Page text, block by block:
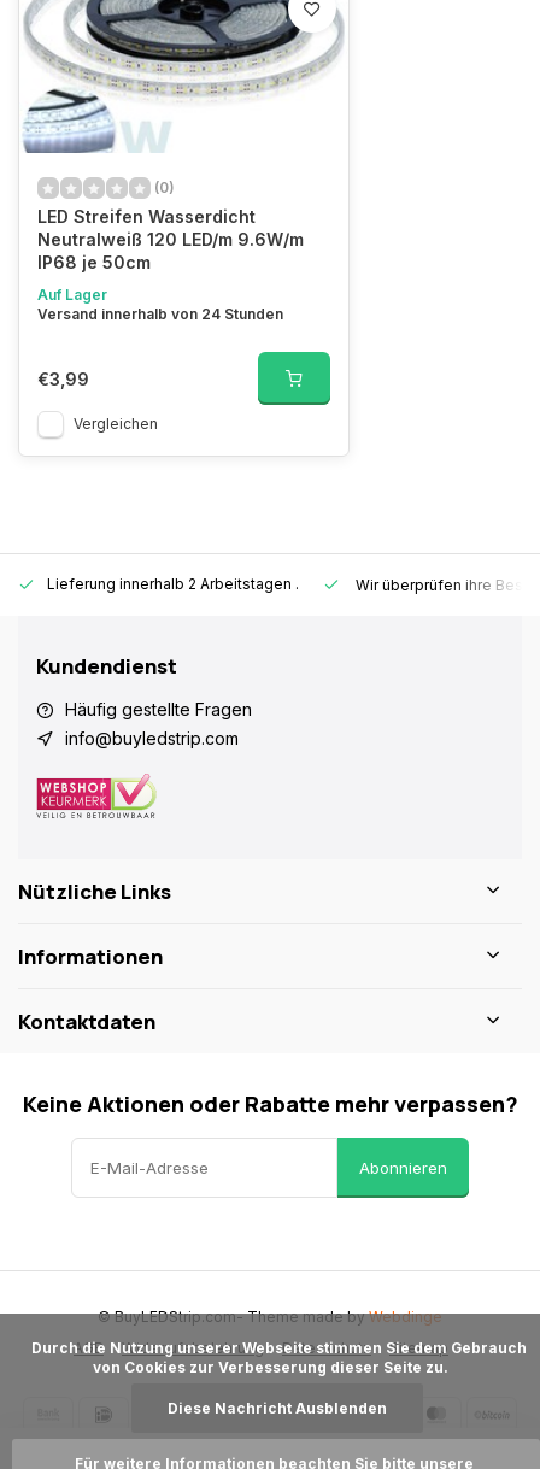
(0)
LED Streifen Wasserdicht
Neutralweiß 120 LED/m 9.6W/m
IP68 je 50cm
Auf Lager
Versand innerhalb von 24 Stunden
€3,99
Vergleichen
Lieferung innerhalb 2 Arbeitstagen . Wir überprüfen ihre
Kundendienst
Häufig gestellte Fragen
info@buyledstrip.com
Nützliche Links
Informationen
Kontaktdaten
Keine Aktionen oder Rabatte mehr verpassen?
Abonnieren
AGB Widerrufsbelehrung Datenschutz Sitemap
© BuyLEDStrip.com- Theme made byWebdinge
von Cookies zur Verbesserung dieser Seite zu.
Diese Nachricht Ausblenden
Für weitere Informationen beachten Sie bitte unsere